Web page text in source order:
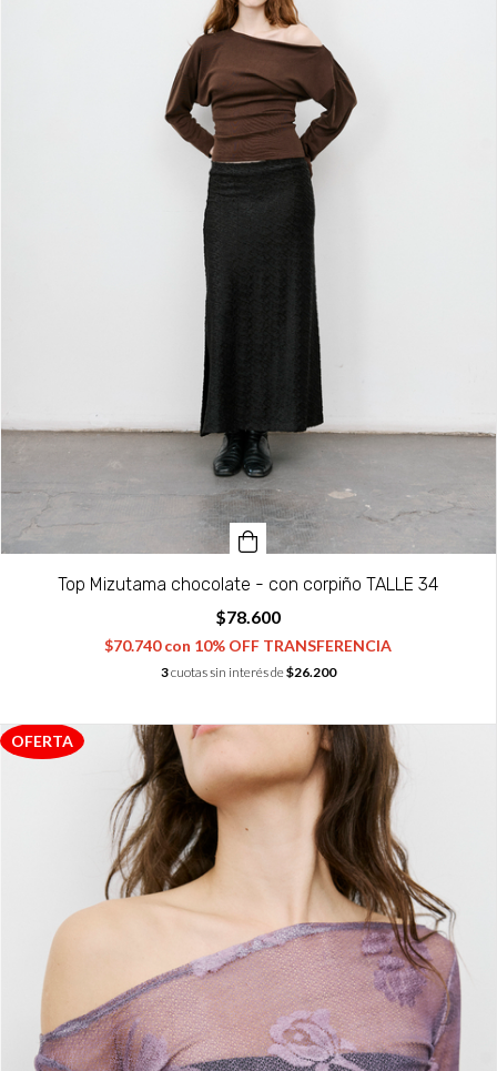
Top Mizutama chocolate - con corpiño TALLE 34
$78.600
$70.740con 10% OFF TRANSFERENCIA
3cuotas sin interés de$26.200